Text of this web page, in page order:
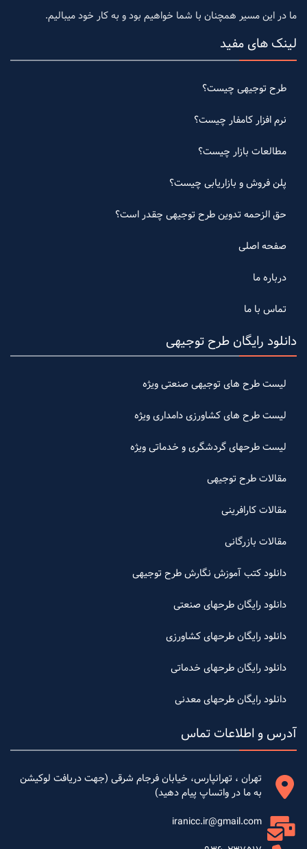
ما در این مسیر همچنان با شما خواهیم بود و به کار خود میبالیم.
لینک های مفید
طرح توجیهی چیست؟
نرم افزار کامفار چیست؟
مطالعات بازار چیست؟
پلن فروش و بازاریابی چیست؟
حق الزحمه تدوین طرح توجیهی چقدر است؟
صفحه اصلی
درباره ما
تماس با ما
دانلود رایگان طرح توجیهی
لیست طرح های توجیهی صنعتی ویژه
لیست طرح های کشاورزی دامداری ویژه
لیست طرحهای گردشگری و خدماتی ویژه
مقالات طرح توجیهی
مقالات کارافرینی
مقالات بازرگانی
دانلود کتب آموزش نگارش طرح توجیهی
دانلود رایگان طرحهای صنعتی
دانلود رایگان طرحهای کشاورزی
دانلود رایگان طرحهای خدماتی
دانلود رایگان طرحهای معدنی
آدرس و اطلاعات تماس
تهران ، تهرانپارس، خیابان فرجام شرقی (جهت دریافت لوکیشن
به ما در واتساپ پیام دهید)
iranicc.ir@gmail.com